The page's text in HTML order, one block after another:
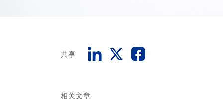
共享
相关文章